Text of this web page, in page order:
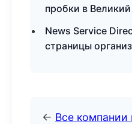
пробки в
News Service
страницы
← Все компании